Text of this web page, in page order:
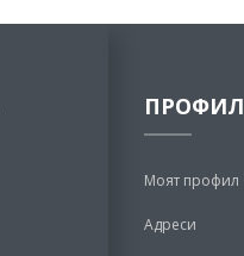
ПРОФИЛ
Моят профил
Адреси